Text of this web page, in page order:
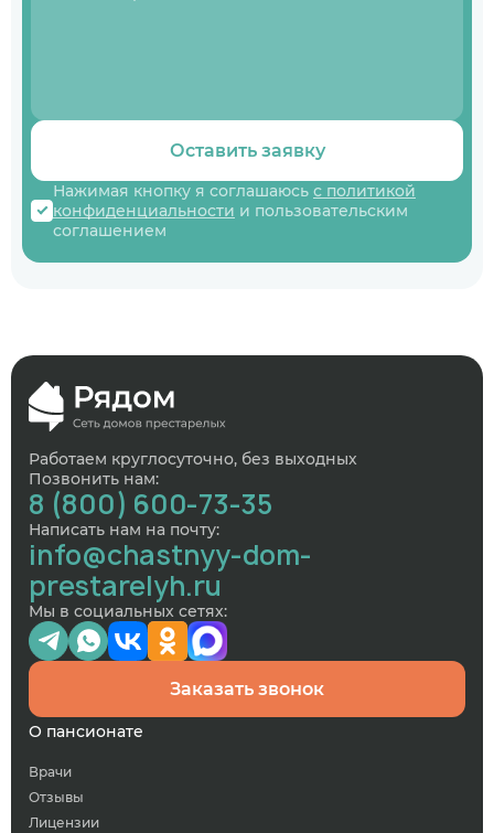
Оставить заявку
Нажимая кнопку я соглашаюсь с политикой
конфиденциальности и пользовательским
соглашением
Работаем круглосуточно, без выходных
Позвонить нам:
8 (800) 600-73-35
Написать нам на почту:
info@chastnyy-dom-
prestarelyh.ru
Мы в социальных сетях:
Заказать звонок
О пансионате
Врачи
Отзывы
Лицензии